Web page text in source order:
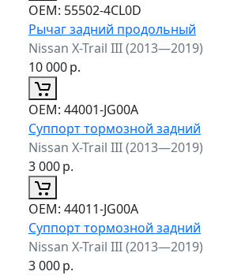
ОЕМ: 55502-4CL0D
Рычаг задний продольный
Nissan X-Trail III (2013—2019)
10 000р.
ОЕМ: 44001-JG00A
Суппорт тормозной задний
Nissan X-Trail III (2013—2019)
3 000р.
ОЕМ: 44011-JG00A
Суппорт тормозной задний
Nissan X-Trail III (2013—2019)
3 000р.